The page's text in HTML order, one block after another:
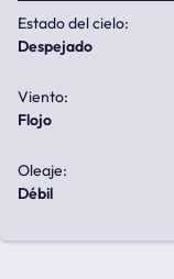
Estado del cielo:
despejado
Viento:
flojo
Oleaje:
débil